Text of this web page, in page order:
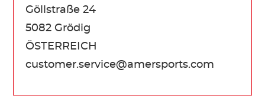
Göllstraße 24
5082 Grödig
ÖSTERREICH
customer.service@amersports.com